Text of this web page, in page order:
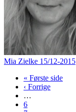
Mia Zielke 15/12-2015
« Første side
‹ Forrige
…
6